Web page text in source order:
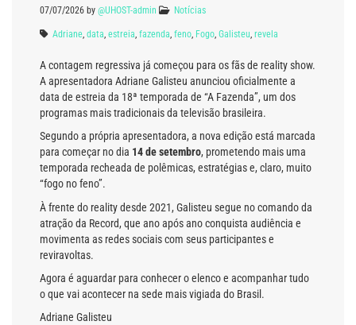
07/07/2026 by @UHOST-admin Notícias
Adriane, data, estreia, fazenda, feno, Fogo, Galisteu, revela
A contagem regressiva já começou para os fãs de reality show.
A apresentadora Adriane Galisteu anunciou oficialmente a
data de estreia da 18ª temporada de “A Fazenda”, um dos
programas mais tradicionais da televisão brasileira.
Segundo a própria apresentadora, a nova edição está marcada
para começar no dia 14 de setembro, prometendo mais uma
temporada recheada de polêmicas, estratégias e, claro, muito
“fogo no feno”.
À frente do reality desde 2021, Galisteu segue no comando da
atração da Record, que ano após ano conquista audiência e
movimenta as redes sociais com seus participantes e
reviravoltas.
Agora é aguardar para conhecer o elenco e acompanhar tudo
o que vai acontecer na sede mais vigiada do Brasil.
Adriane Galisteu